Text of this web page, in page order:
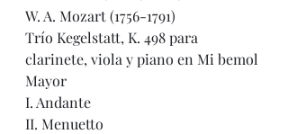
W. A. Mozart (1756-1791)
Trío Kegelstatt, K. 498 para
clarinete, viola y piano en Mi bemol
Mayor
I. Andante
II. Menuetto